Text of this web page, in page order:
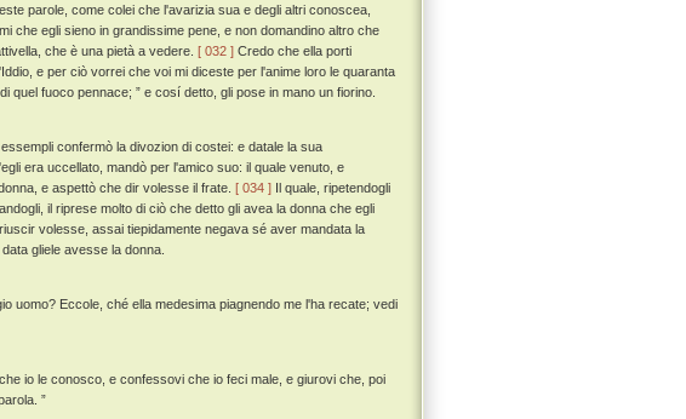
parole, come colei che l'avarizia sua e degli altri conoscea,
che egli sieno in grandissime pene, e non domandino altro che
che è una pietà a vedere. [ 032 ] Credo che ella porti
e per ciò vorrei che voi mi diceste per l'anime loro le quaranta
fuoco pennace; ” e cosí detto, gli pose in mano un fiorino.
confermò la divozion di costei: e datale la sua
era uccellato, mandò per l'amico suo: il quale venuto, e
e aspettò che dir volesse il frate. [ 034 ] Il quale, ripetendogli
il riprese molto di ciò che detto gli avea la donna che egli
volesse, assai tiepidamente negava sé aver mandata la
gliele avesse la donna.
uomo? Eccole, ché ella medesima piagnendo me l'ha recate; vedi
io le conosco, e confessovi che io feci male, e giurovi che, poi
”